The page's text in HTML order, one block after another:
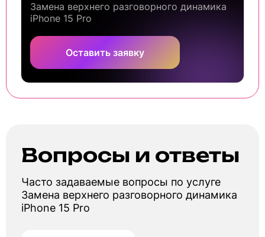
Замена верхнего разговорного динамика
iPhone 15 Pro
Оставить заявку
Вопросы и ответы
Часто задаваемые вопросы по услуге
Замена верхнего разговорного динамика
iPhone 15 Pro